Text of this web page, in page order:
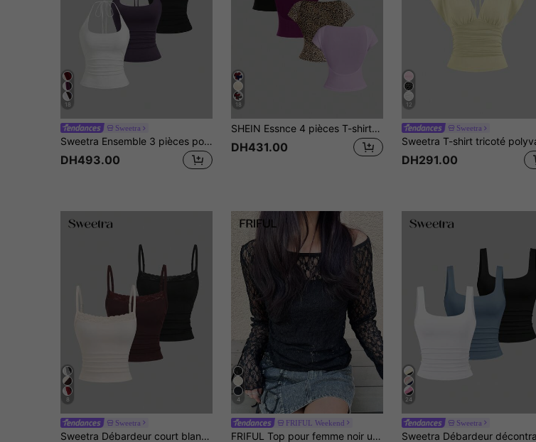
18
Sweetra
Sweetra Ensemble 3 pièces pour femme, mode européenne et américaine, décontracté, nouvel été, coupe amincissante, col licou, élégant, dos nu, polyvalent pour le travail, les loisirs et le fitness
DH493.00
18
SHEIN Essnce 4 pièces T-shirts femme décontractés minimalistes à imprimé léopard noir & violet, col rond, ajustés, dos nu, ajourés, convenant pour l'été
DH431.00
12
Sweetra
DH291.00
8
Sweetra
Sweetra Débardeur court blanc/rose/noir à dos nu, style dentelle, doux et épicé, mignon et élégant, convient pour les festivals de musique, les vacances, les sorties décontractées, les rendez-vous, le bureau, l'école
4
FRIFUL Weekend
FRIFUL Top pour femme noir unicolore en dentelle transparente, coupe slim flatteuse, polyvalent, manches longues
24
Sweetra